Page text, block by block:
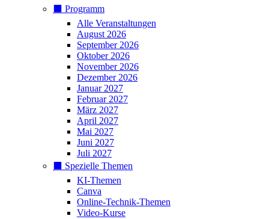
⬛️ Programm
Alle Veranstaltungen
August 2026
September 2026
Oktober 2026
November 2026
Dezember 2026
Januar 2027
Februar 2027
März 2027
April 2027
Mai 2027
Juni 2027
Juli 2027
⬛️ Spezielle Themen
KI-Themen
Canva
Online-Technik-Themen
Video-Kurse